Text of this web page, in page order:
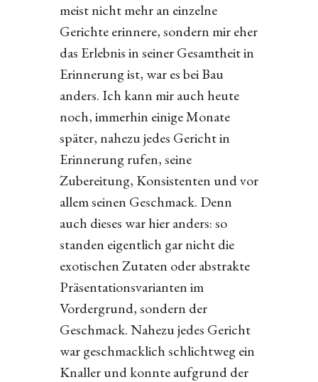
meist nicht mehr an einzelne
Gerichte erinnere, sondern mir eher
das Erlebnis in seiner Gesamtheit in
Erinnerung ist, war es bei Bau
anders. Ich kann mir auch heute
noch, immerhin einige Monate
später, nahezu jedes Gericht in
Erinnerung rufen, seine
Zubereitung, Konsistenten und vor
allem seinen Geschmack. Denn
auch dieses war hier anders: so
standen eigentlich gar nicht die
exotischen Zutaten oder abstrakte
Präsentationsvarianten im
Vordergrund, sondern der
Geschmack. Nahezu jedes Gericht
war geschmacklich schlichtweg ein
Knaller und konnte aufgrund der